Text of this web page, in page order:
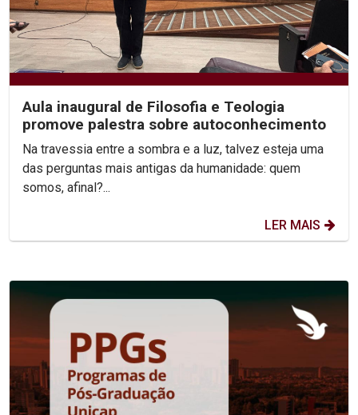
Aula inaugural de Filosofia e Teologia
promove palestra sobre autoconhecimento
Na travessia entre a sombra e a luz, talvez esteja uma
das perguntas mais antigas da humanidade: quem
somos, afinal?...
LER MAIS